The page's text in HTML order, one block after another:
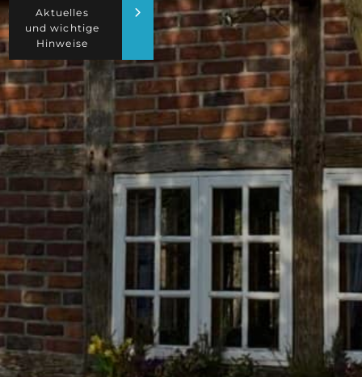
Aktuelles
und wichtige
Hinweise